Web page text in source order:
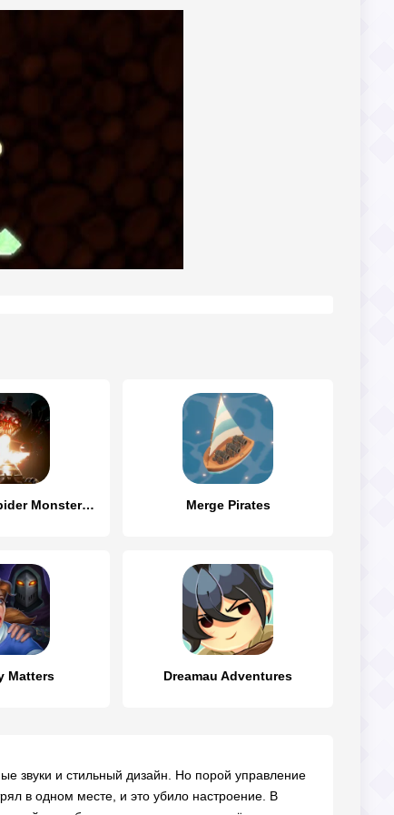
Choo Choo Spider Monster Train Merge Pirates
Matters Dreamau Adventures
звуки и стильный дизайн. Но порой управление
в одном месте, и это убило настроение. В